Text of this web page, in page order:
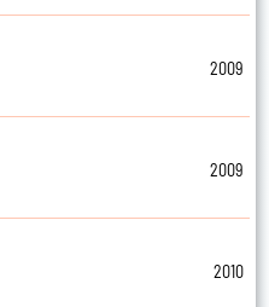
2009
2009
2010